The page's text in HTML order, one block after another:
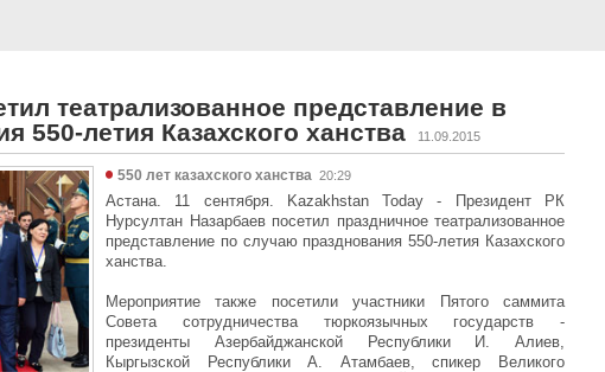
театрализованное представление в
550-летия Казахского ханства
11.09.2015
550 лет казахского ханства 20:29
Астана. 11 сентября. Kazakhstan Today - Президент РК
Нурсултан Назарбаев посетил праздничное театрализованное
представление по случаю празднования 550-летия Казахского
ханства.
Мероприятие также посетили участники Пятого саммита
Совета сотрудничества тюркоязычных государств -
президенты Азербайджанской Республики И. Алиев,
Кыргызской Республики А. Атамбаев, спикер Великого